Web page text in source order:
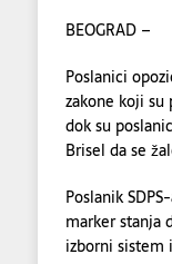
BEOGRAD –
Poslanici
zakone koji su
dok su
Brisel da se
Poslanik
marker stanja
izborni sistem